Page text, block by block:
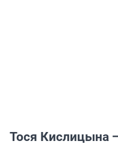
Тося Кислицына